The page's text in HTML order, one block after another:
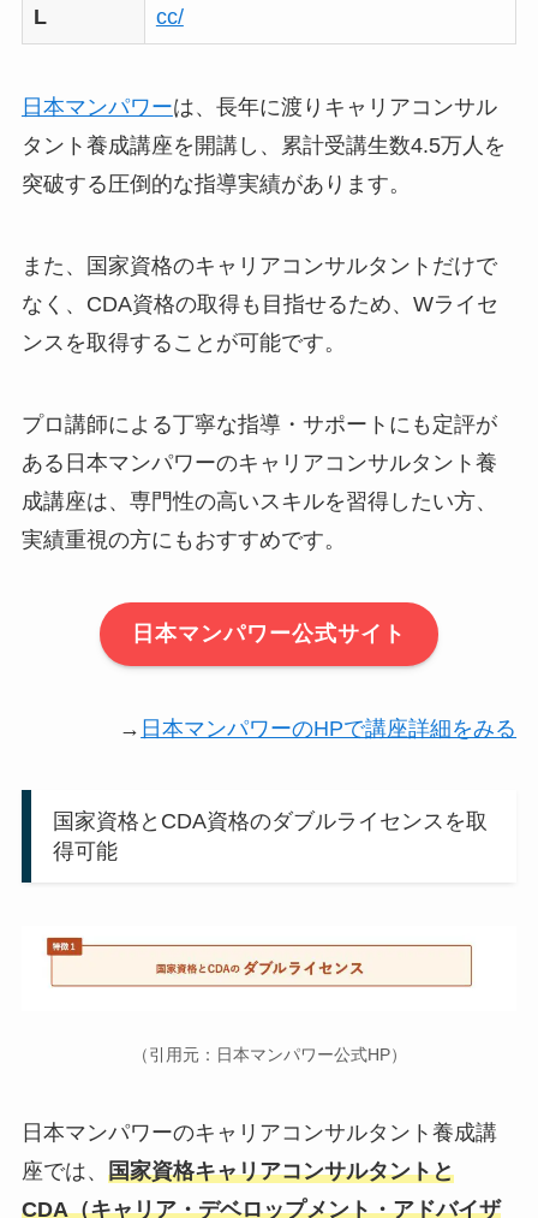
L
cc/
日本マンパワーは、長年に渡りキャリアコンサル
タント養成講座を開講し、累計受講生数4.5万人を
突破する圧倒的な指導実績があります。
また、国家資格のキャリアコンサルタントだけで
なく、CDA資格の取得も目指せるため、Wライセ
ンスを取得することが可能です。
プロ講師による丁寧な指導・サポートにも定評が
ある日本マンパワーのキャリアコンサルタント養
成講座は、専門性の高いスキルを習得したい方、
実績重視の方にもおすすめです。
日本マンパワー公式サイト
→ 日本マンパワーのHPで講座詳細をみる
国家資格とCDA資格のダブルライセンスを取
得可能
（引用元：日本マンパワー公式HP）
日本マンパワーのキャリアコンサルタント養成講
座では、 国家資格キャリアコンサルタントと
CDA（キャリア・デベロップメント・アドバイザ